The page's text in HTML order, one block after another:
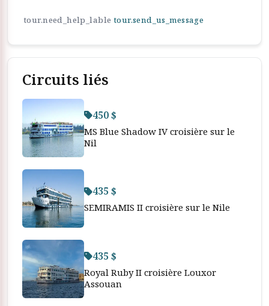
tour.need_help_lable tour.send_us_message
Circuits liés
450 $
MS Blue Shadow IV croisière sur le
Nil
435 $
SEMIRAMIS II croisière sur le Nile
435 $
Royal Ruby II croisière Louxor
Assouan